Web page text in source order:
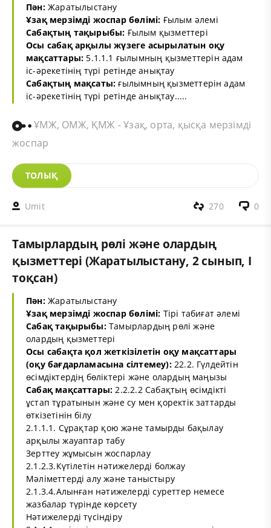
Пән:Жаратылыстану
Ұзақ мерзімді жоспар бөлімі: Ғылым әлемі
Сабақтың тақырыбы: Ғылым қызметтері
Осы сабақ арқылы жүзеге асырылатын оқу
мақсаттары: 5.1.1.1 ғылымның қызметтерін адам
іс-әрекетінің түрі ретінде анықтау
Сабақтың мақсаты: ғылымның қызметтерін адам
іс-әрекетінің түрі ретінде анықтау.....
ҰМЖ, ОМЖ, ҚМЖ - Ұзақ, орта, қысқа мерзімді
жоспар
ТОЛЫҚ
Umit 0
270
Тамырлардың рөлі және олардың
қызметтері (Жаратылыстану, 2 сынып, I
тоқсан)
Пән:Жаратылыстану
Ұзақ мерзімді жоспар бөлімі: Тірі табиғат әлемі
Сабақ тақырыбы:Тамырлардың рөлі және
олардың қызметтері
Осы сабақта қол жеткізілетін оқу мақсаттары
(оқу бағдарламасына сілтемеу):22.2. Гүлдейтін
өсімдіктердің бөліктері және олардың маңызы
Сабақ мақсаттары: 2.2.2.2 Сабақтың өсімдікті
ұстап тұратынын және су мен қоректік заттарды
өткізетінін білу
2.1.1.1. Сұрақтар қою және тамырды бақылау
арқылы жауаптар табу
Зерттеу жұмысын жоспарлау
2.1.2.3.Күтілетін нәтижелерді болжау
Мәліметтерді алу және таныстыру
2.1.3.4.Алынған нәтижелерді суреттер немесе
жазбалар түрінде көрсету
Нәтижелерді түсіндіру